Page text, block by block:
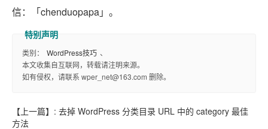
信：「chenduopapa」。
类别： WordPress技巧 、
本文收集自互联网，转载请注明来源。
如有侵权，请联系 wper_net@163.com 删除。
【上一篇】: 去掉 WordPress 分类目录 URL 中的 category 最佳
方法